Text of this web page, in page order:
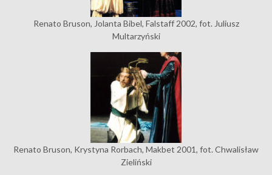
Renato Bruson, Jolanta Bibel, Falstaff 2002, fot. Juliusz
Multarzyński
Renato Bruson, Krystyna Rorbach, Makbet 2001, fot. Chwalisław
Zieliński